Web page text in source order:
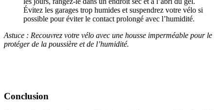
Évitez les garages trop humides et suspendrez votre vélo si
possible pour éviter le contact prolongé avec l’humidité.
Astuce : Recouvrez votre vélo avec une housse imperméable pour le
protéger de la poussière et de l’humidité.
Conclusion